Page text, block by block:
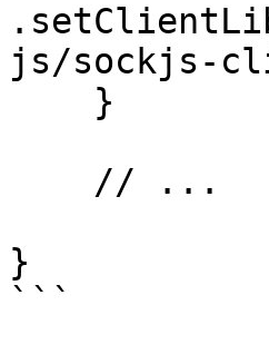
js/sockjs-
}
```